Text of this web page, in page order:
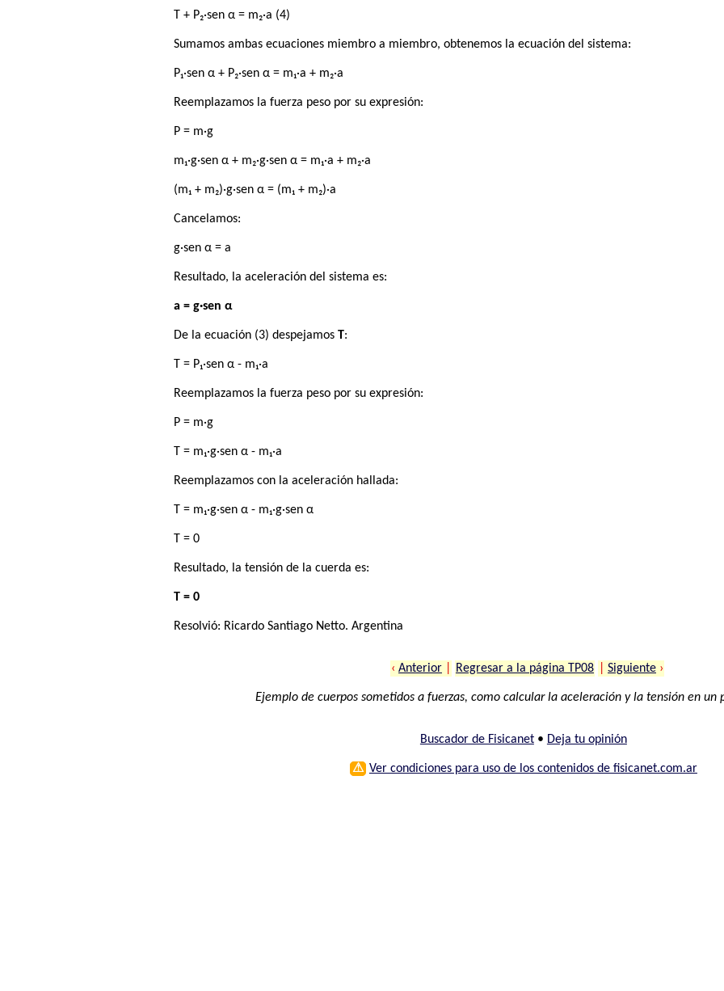
T + P₂·sen α = m₂·a (4)
Sumamos ambas ecuaciones miembro a miembro, obtenemos la ecuación del sistema:
P₁·sen α + P₂·sen α = m₁·a + m₂·a
Reemplazamos la fuerza peso por su expresión:
P = m·g
m₁·g·sen α + m₂·g·sen α = m₁·a + m₂·a
(m₁ + m₂)·g·sen α = (m₁ + m₂)·a
Cancelamos:
g·sen α = a
Resultado, la aceleración del sistema es:
a = g·sen α
De la ecuación (3) despejamosT:
T = P₁·sen α - m₁·a
Reemplazamos la fuerza peso por su expresión:
P = m·g
T = m₁·g·sen α - m₁·a
Reemplazamos con la aceleración hallada:
T = m₁·g·sen α - m₁·g·sen α
T = 0
Resultado, la tensión de la cuerda es:
T = 0
Resolvió: Ricardo Santiago Netto. Argentina
‹ Anterior Regresar a la página TP08 Siguiente ›
Ejemplo de cuerpos sometidos a fuerzas, como calcular la aceleración y la tensión en un
Buscador de Fisicanet• Deja tu opinión
⚠ Ver condiciones para uso de los contenidos de fisicanet.com.ar